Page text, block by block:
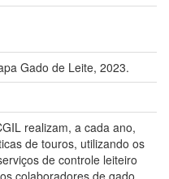
Gado de Leite, 2023.
realizam, a cada ano,
de touros, utilizando os
de controle leiteiro
colaboradores de gado